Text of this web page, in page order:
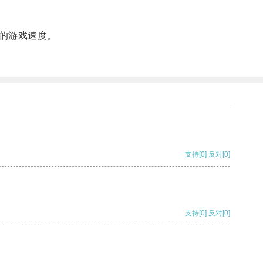
戏速度。
支持[0] 反对[0]
支持[0] 反对[0]